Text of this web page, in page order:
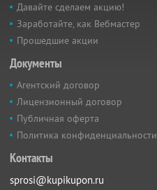
Давайте сделаем акцию!
Заработайте, как Вебмастер
Прошедшие акции
Документы
Агентский договор
Лицензионный договор
Публичная оферта
Политика конфиденциальности
Контакты
sprosi@kupikupon.ru